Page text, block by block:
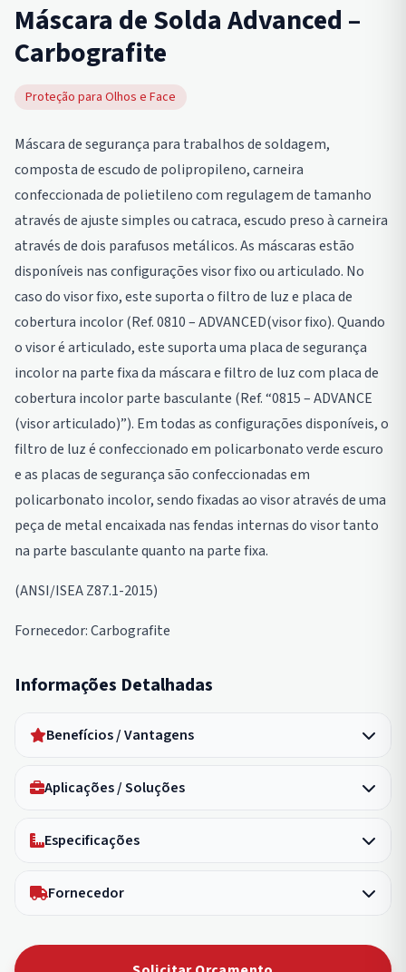
Máscara de Solda Advanced –
Carbografite
Proteção para Olhos e Face
Máscara de segurança para trabalhos de soldagem,
composta de escudo de polipropileno, carneira
confeccionada de polietileno com regulagem de tamanho
através de ajuste simples ou catraca, escudo preso à carneira
através de dois parafusos metálicos. As máscaras estão
disponíveis nas configurações visor fixo ou articulado. No
caso do visor fixo, este suporta o filtro de luz e placa de
cobertura incolor (Ref. 0810 – ADVANCED(visor fixo). Quando
o visor é articulado, este suporta uma placa de segurança
incolor na parte fixa da máscara e filtro de luz com placa de
cobertura incolor parte basculante (Ref. “0815 – ADVANCE
(visor articulado)”). Em todas as configurações disponíveis, o
filtro de luz é confeccionado em policarbonato verde escuro
e as placas de segurança são confeccionadas em
policarbonato incolor, sendo fixadas ao visor através de uma
peça de metal encaixada nas fendas internas do visor tanto
na parte basculante quanto na parte fixa.
(ANSI/ISEA Z87.1-2015)
Fornecedor: Carbografite
Informações Detalhadas
Benefícios / Vantagens
Aplicações / Soluções
Especificações
Fornecedor